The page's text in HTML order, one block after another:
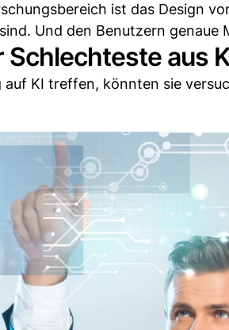
ist das Design
Und den Benutzern genaue
Schlechteste aus
KI treffen, könnten sie